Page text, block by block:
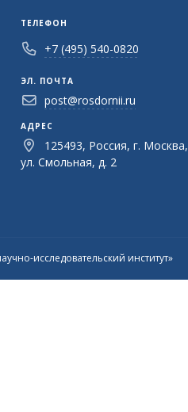
ТЕЛЕФОН
+7 (495) 540-0820
ЭЛ. ПОЧТА
post@rosdornii.ru
АДРЕС
125493, Россия, г. Москва,
ул. Смольная, д. 2
исследовательский институт»